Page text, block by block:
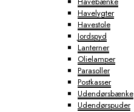
Havelygter
Havestole
Jordspyd
Lanterner
Olielamper
Parasoller
Postkasser
Udendørsbænke
Udendørspuder